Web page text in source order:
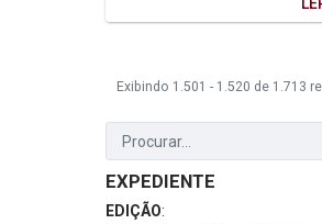
Exibindo 1.501 - 1.520 de 1.713
EXPEDIENTE
EDIÇÃO: